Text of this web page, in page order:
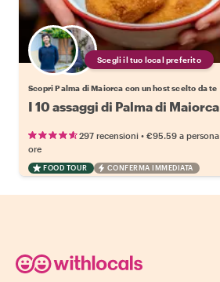
Scegli il tuo local preferito
Scopri Palma di Maiorca con un host scelto da te
I 10 assaggi di Palma di Maiorca
297 recensioni • €95.59 a persona
ore
FOOD TOUR CONFERMA IMMEDIATA